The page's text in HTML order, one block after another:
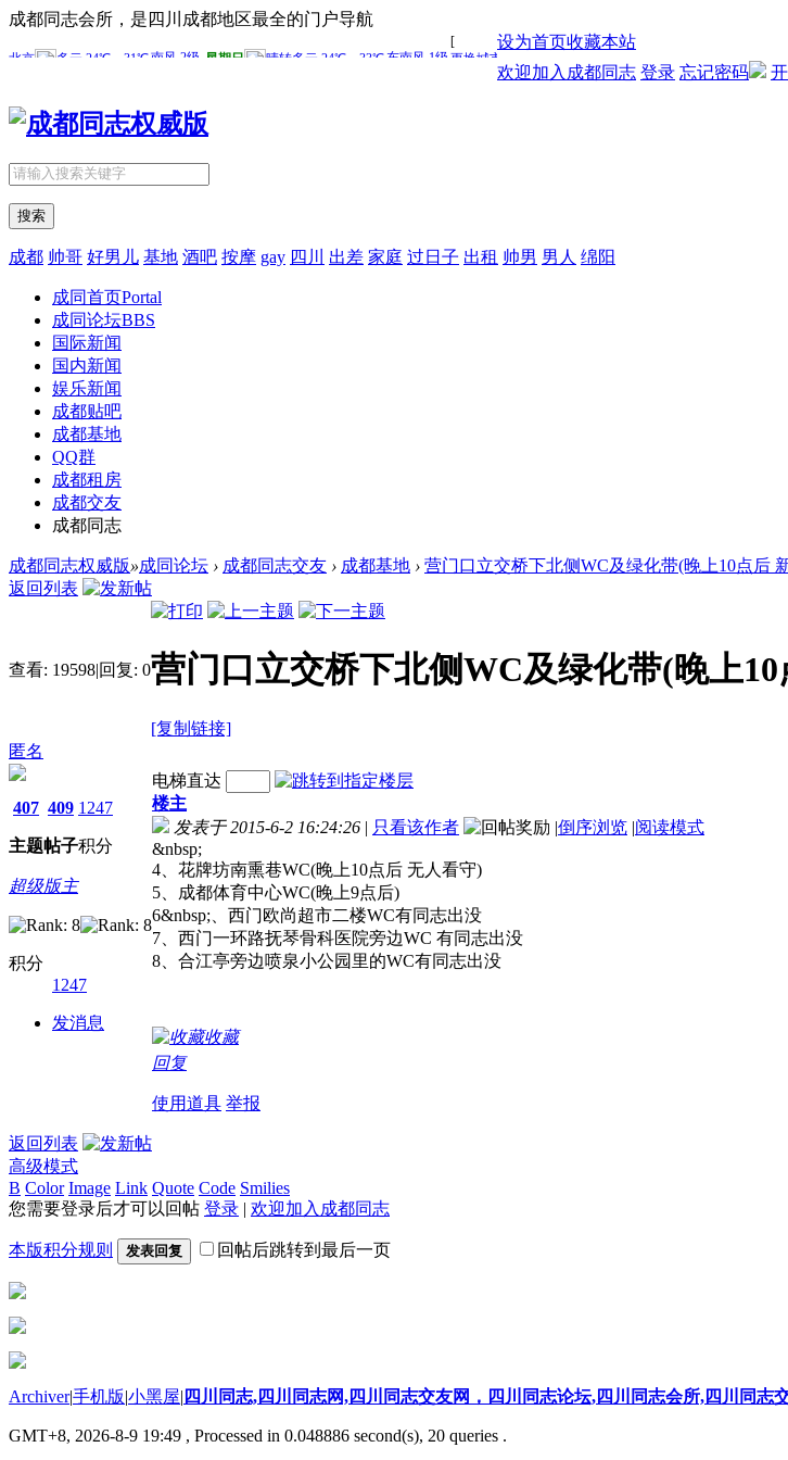
成都同志会所，是四川成都地区最全的门户导航
设为首页收藏本站
欢迎加入成都同志 登录 忘记密码
搜索
成都 帅哥 好男儿 基地 酒吧 按摩 gay 四川 出差 家庭 过日子 出租 帅男 男人 绵阳
成同首页Portal
成同论坛BBS
国际新闻
国内新闻
娱乐新闻
成都贴吧
成都基地
QQ群
成都租房
成都交友
成都同志
成都同志权威版»成同论坛 › 成都同志交友 › 成都基地 › 营门口立交桥下北侧WC及绿化带(晚上10点后
返回列表
查看: 19598|回复: 0营门口立交桥下北侧WC及绿化带(晚上10
[复制链接]
匿名
407
主题
409
帖子
1247
积分
超级版主
积分
1247
发消息
电梯直达
楼主
发表于 2015-6-2 16:24:26 | 只看该作者 |倒序浏览 |阅读模式
&nbsp;
4、花牌坊南熏巷WC(晚上10点后 无人看守)
5、成都体育中心WC(晚上9点后)
6&nbsp;、西门欧尚超市二楼WC有同志出没
7、西门一环路抚琴骨科医院旁边WC 有同志出没
8、合江亭旁边喷泉小公园里的WC有同志出没
收藏
回复
使用道具 举报
返回列表
高级模式
B Color Image Link Quote Code Smilies
您需要登录后才可以回帖 登录 | 欢迎加入成都同志
本版积分规则 发表回复 回帖后跳转到最后一页
Archiver|手机版|小黑屋| 四川同志,四川同志网,四川同志交友网，四川同志论坛,四川同志会所,四川同志
GMT+8, 2026-8-9 19:49 , Processed in 0.048886 second(s), 20 queries .